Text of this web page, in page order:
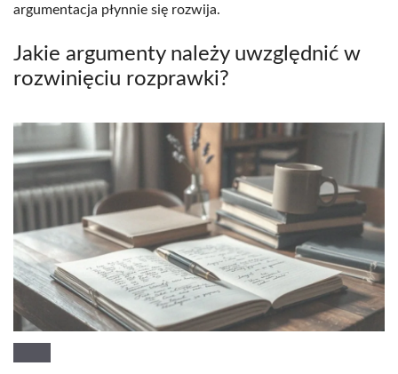
argumentacja płynnie się rozwija.
Jakie argumenty należy uwzględnić w
rozwinięciu rozprawki?